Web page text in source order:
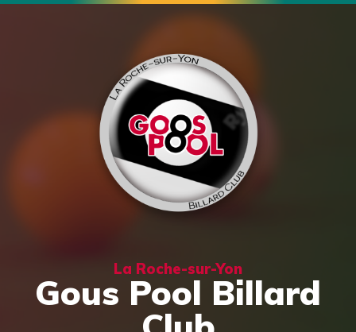
La Roche-sur-Yon
Gous Pool Billard